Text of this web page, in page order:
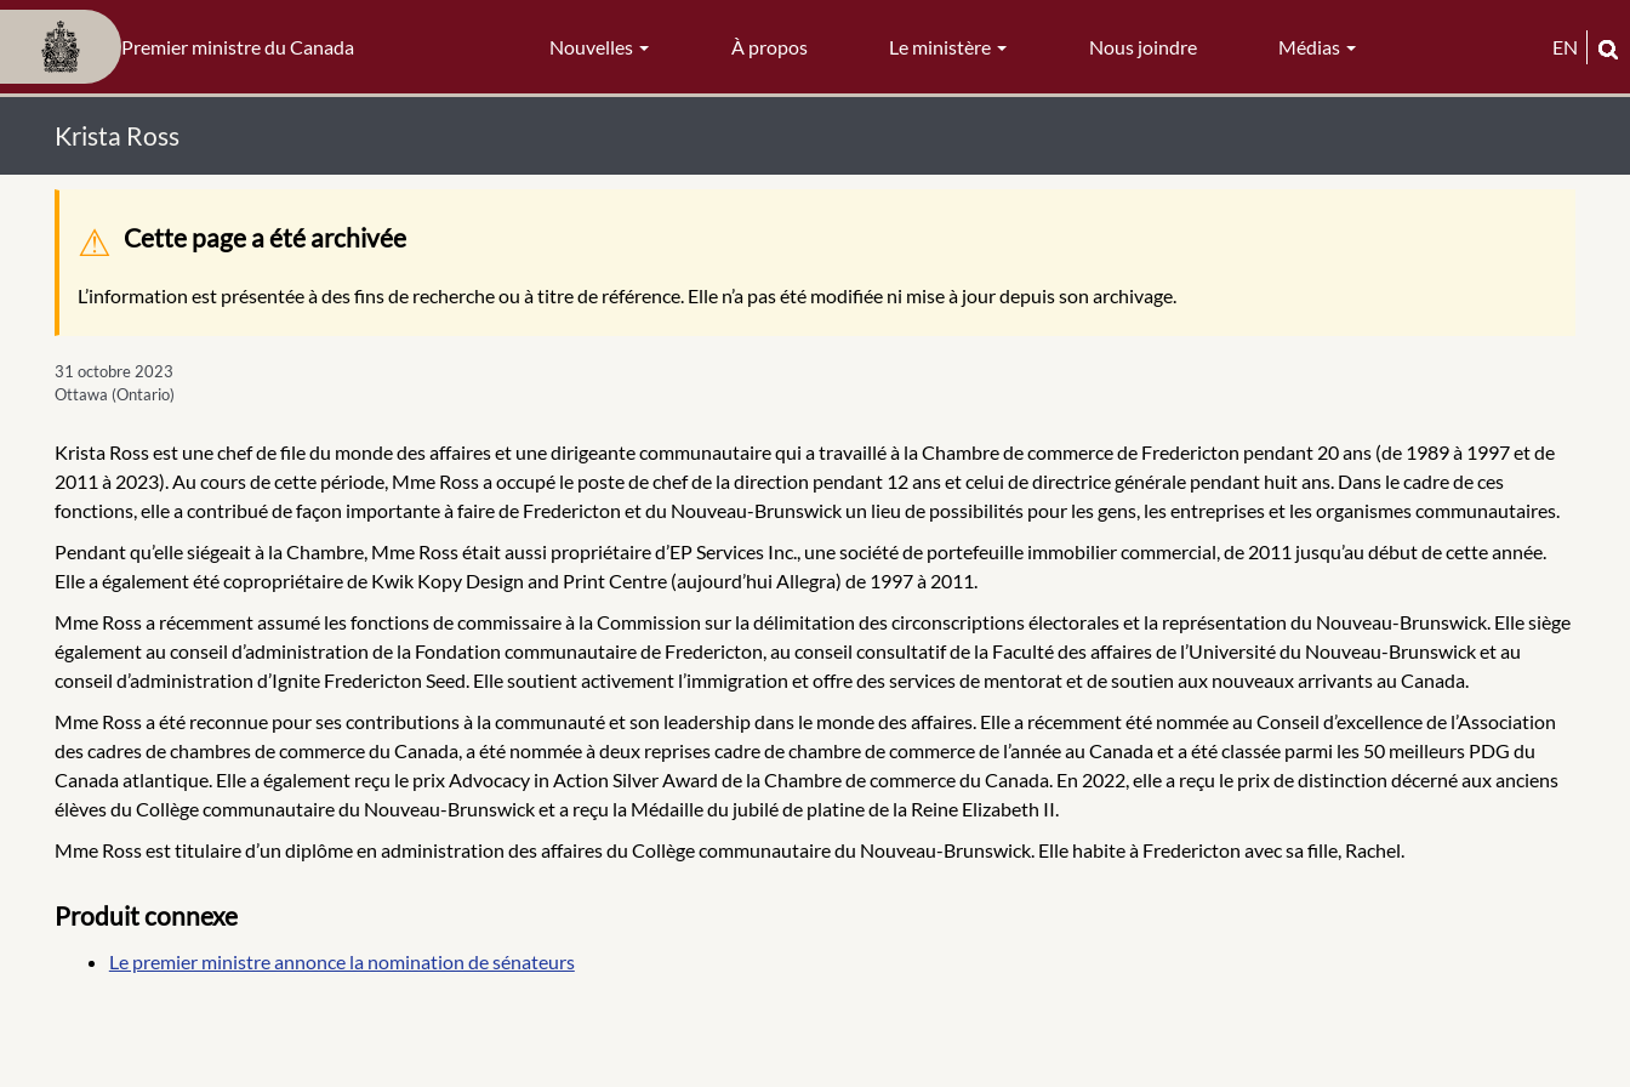
Premier ministre du Canada Nouvelles À propos Le ministère Nous joindre Médias EN
Krista Ross
Message d'avertissement
Cette page a été archivée
L’information est présentée à des fins de recherche ou à titre de référence. Elle n’a pas été modifiée ni mise à jour depuis son archivage.
31 octobre 2023
Ottawa (Ontario)
Krista Ross est une chef de file du monde des affaires et une dirigeante communautaire qui a travaillé à la Chambre de commerce de Fredericton pendant 20 ans (de 1989 à 1997 et de
2011 à 2023). Au cours de cette période, Mme Ross a occupé le poste de chef de la direction pendant 12 ans et celui de directrice générale pendant huit ans. Dans le cadre de ces
fonctions, elle a contribué de façon importante à faire de Fredericton et du Nouveau-Brunswick un lieu de possibilités pour les gens, les entreprises et les organismes communautaires.
Pendant qu’elle siégeait à la Chambre, Mme Ross était aussi propriétaire d’EP Services Inc., une société de portefeuille immobilier commercial, de 2011 jusqu’au début de cette année.
Elle a également été copropriétaire de Kwik Kopy Design and Print Centre (aujourd’hui Allegra) de 1997 à 2011.
Mme Ross a récemment assumé les fonctions de commissaire à la Commission sur la délimitation des circonscriptions électorales et la représentation du Nouveau-Brunswick. Elle siège
également au conseil d’administration de la Fondation communautaire de Fredericton, au conseil consultatif de la Faculté des affaires de l’Université du Nouveau-Brunswick et au
conseil d’administration d’Ignite Fredericton Seed. Elle soutient activement l’immigration et offre des services de mentorat et de soutien aux nouveaux arrivants au Canada.
Mme Ross a été reconnue pour ses contributions à la communauté et son leadership dans le monde des affaires. Elle a récemment été nommée au Conseil d’excellence de l’Association
des cadres de chambres de commerce du Canada, a été nommée à deux reprises cadre de chambre de commerce de l’année au Canada et a été classée parmi les 50 meilleurs PDG du
Canada atlantique. Elle a également reçu le prix Advocacy in Action Silver Award de la Chambre de commerce du Canada. En 2022, elle a reçu le prix de distinction décerné aux anciens
élèves du Collège communautaire du Nouveau-Brunswick et a reçu la Médaille du jubilé de platine de la Reine Elizabeth II.
Mme Ross est titulaire d’un diplôme en administration des affaires du Collège communautaire du Nouveau-Brunswick. Elle habite à Fredericton avec sa fille, Rachel.
Produit connexe
Le premier ministre annonce la nomination de sénateurs